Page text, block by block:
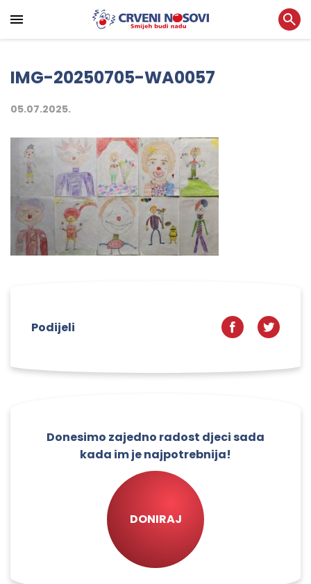
IMG-20250705-WA0057
05.07.2025.
Podijeli
Donesimo zajedno radost djeci sada
kada im je najpotrebnija!
DONIRAJ